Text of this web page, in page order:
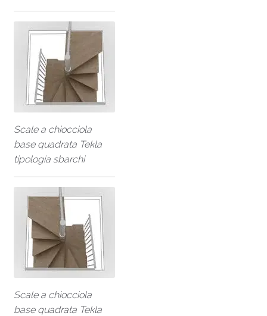
Scale a chiocciola
base quadrata Tekla
tipologia sbarchi
Scale a chiocciola
base quadrata Tekla